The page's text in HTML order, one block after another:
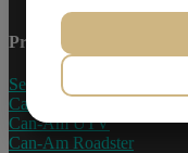
Produkter
Sea-Doo Vandscooter
Can-Am ATV
Can-Am UTV
Can-Am RoadsterMARKETING